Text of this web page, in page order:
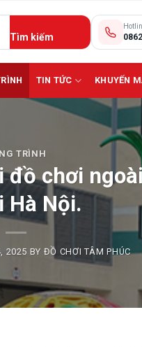
TIN TỨC KHUYẾN
TRÌNH
chơi
Hà Nội.
2025 BY ĐỒ CHƠI TÂM PHÚC